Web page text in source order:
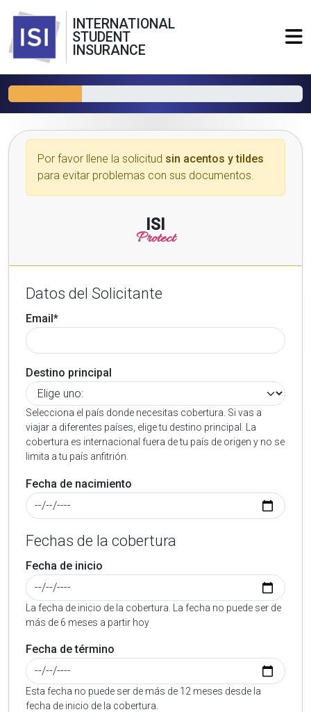
INTERNATIONAL
STUDENT
INSURANCE
Por favor llene la solicitud sin acentos y tildes
para evitar problemas con sus documentos.
ISI
Protect
Datos del Solicitante
Email*
Destino principal
Selecciona el país donde necesitas cobertura. Si vas a
viajar a diferentes países, elige tu destino principal. La
cobertura es internacional fuera de tu país de origen y no se
limita a tu país anfitrión.
Fecha de nacimiento
Fechas de la cobertura
Fecha de inicio
La fecha de inicio de la cobertura. La fecha no puede ser de
más de 6 meses a partir hoy
Fecha de término
Esta fecha no puede ser de más de 12 meses desde la
fecha de inicio de la cobertura.